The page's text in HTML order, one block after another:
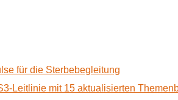
für die Sterbebegleitung
Leitlinie mit 15 aktualisierten